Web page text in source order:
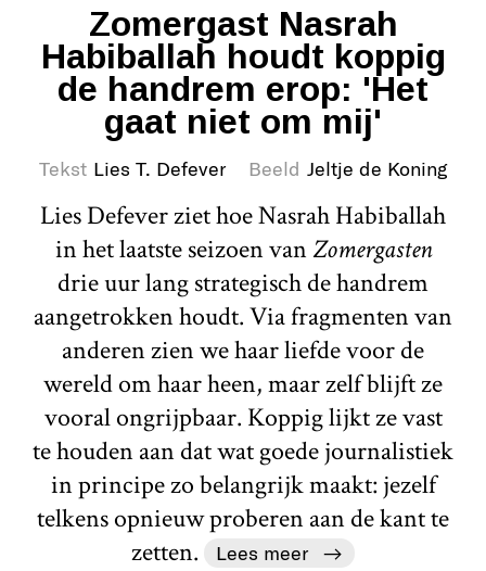
Zomergast Nasrah
Habiballah houdt koppig
de handrem erop: 'Het
gaat niet om mij'
Tekst Lies T. Defever Beeld Jeltje de Koning
Lies Defever ziet hoe Nasrah Habiballah
in het laatste seizoen vanZomergasten
drie uur lang strategisch de handrem
aangetrokken houdt. Via fragmenten van
anderen zien we haar liefde voor de
wereld om haar heen, maar zelf blijft ze
vooral ongrijpbaar. Koppig lijkt ze vast
te houden aan dat wat goede journalistiek
in principe zo belangrijk maakt: jezelf
telkens opnieuw proberen aan de kant te
zetten.
Lees meer